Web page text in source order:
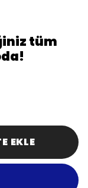
tüm
EKLE